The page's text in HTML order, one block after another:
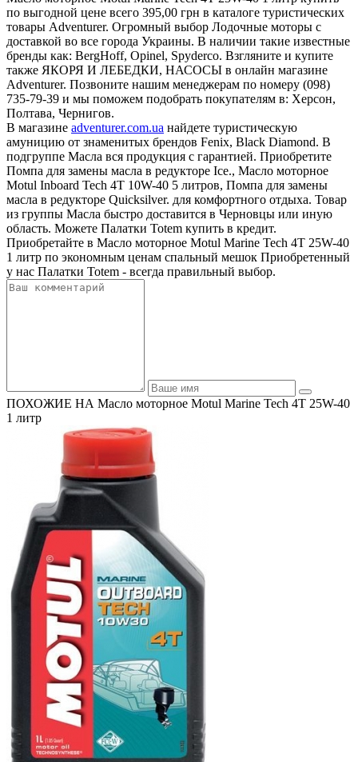
по выгодной цене всего 395,00 грн в каталоге туристических
товары Adventurer. Огромный выбор Лодочные моторы с
доставкой во все города Украины. В наличии такие известные
бренды как: BergHoff, Opinel, Spyderco. Взгляните и купите
также ЯКОРЯ И ЛЕБЕДКИ, НАСОСЫ в онлайн магазине
Adventurer. Позвоните нашим менеджерам по номеру (098)
735-79-39 и мы поможем подобрать покупателям в: Херсон,
Полтава, Чернигов.
В магазине adventurer.com.ua найдете туристическую
амуницию от знаменитых брендов Fenix, Black Diamond. В
подгруппе Масла вся продукция с гарантией. Приобретите
Помпа для замены масла в редукторе Ice., Масло моторное
Motul Inboard Tech 4T 10W-40 5 литров, Помпа для замены
масла в редукторе Quicksilver. для комфортного отдыха. Товар
из группы Масла быстро доставится в Черновцы или иную
область. Можете Палатки Totem купить в кредит.
Приобретайте в Масло моторное Motul Marine Tech 4T 25W-40
1 литр по экономным ценам спальный мешок Приобретенный
у нас Палатки Totem - всегда правильный выбор.
ПОХОЖИЕ НА Масло моторное Motul Marine Tech 4T 25W-40
1 литр